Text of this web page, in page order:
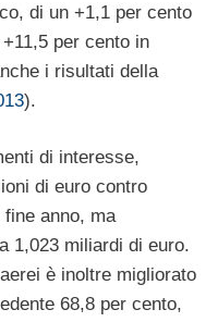
di un +1,1 per cento
per cento in
i risultati della
).
di interesse,
di euro contro
anno, ma
1,023 miliardi di euro.
è inoltre migliorato
68,8 per cento,